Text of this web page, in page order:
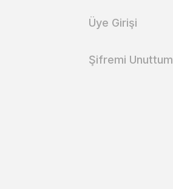
Üye Girişi
Şifremi Unuttum